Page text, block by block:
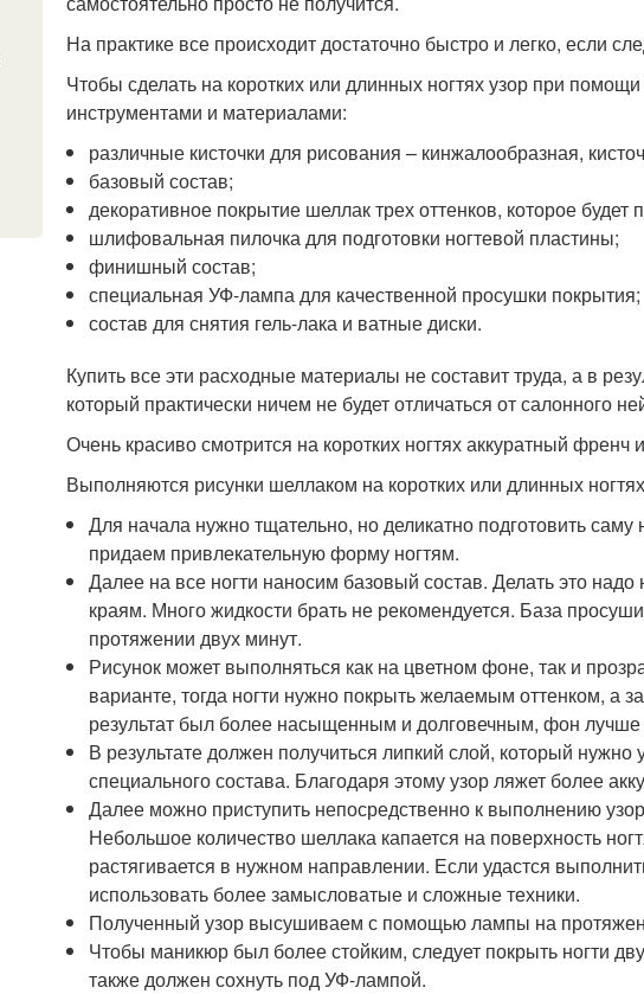
На практике все происходит достаточно быстро и легко, если
Чтобы сделать на коротких или длинных ногтях узор при
инструментами и материалами:
различные кисточки для рисования – кинжалообразная,
базовый состав;
декоративное покрытие шеллак трех оттенков, которое
шлифовальная пилочка для подготовки ногтевой пластины;
финишный состав;
специальная УФ-лампа для качественной просушки покрытия;
состав для снятия гель-лака и ватные диски.
Купить все эти расходные материалы не составит труда, а в
который практически ничем не будет отличаться от салонного
Очень красиво смотрится на коротких ногтях аккуратный
Выполняются рисунки шеллаком на коротких или длинных
Для начала нужно тщательно, но деликатно подготовить саму
придаем привлекательную форму ногтям.
Далее на все ногти наносим базовый состав. Делать это
краям. Много жидкости брать не рекомендуется. База
протяжении двух минут.
Рисунок может выполняться как на цветном фоне, так и
варианте, тогда ногти нужно покрыть желаемым оттенком, а
результат был более насыщенным и долговечным, фон лучше
В результате должен получиться липкий слой, который нужно
специального состава. Благодаря этому узор ляжет более
Далее можно приступить непосредственно к выполнению
Небольшое количество шеллака капается на поверхность
растягивается в нужном направлении. Если удастся
использовать более замысловатые и сложные техники.
Полученный узор высушиваем с помощью лампы на
Чтобы маникюр был более стойким, следует покрыть ногти
также должен сохнуть под УФ-лампой.